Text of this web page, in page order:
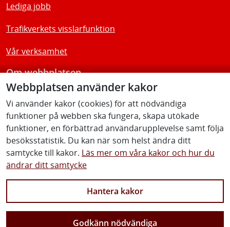
Webbplatsen använder kakor
Vi använder kakor (cookies) för att nödvändiga
funktioner på webben ska fungera, skapa utökade
funktioner, en förbättrad användarupplevelse samt följa
besöksstatistik. Du kan när som helst ändra ditt
samtycke till kakor. Läs mer om våra kakor och hur du
ändrar ditt samtycke
Hantera kakor
Godkänn nödvändiga
Lediga jobb
Trafikverkets visslarfunktion
Vår verksamhet
Om webbplatsen
Tillgänglighetsredogörelse
Följ oss
Facebook Youtube